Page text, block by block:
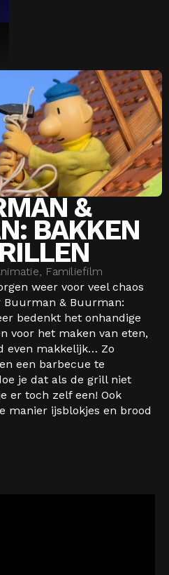
&
BAKKEN
Familiefilm
weer voor veel chaos
& Buurman:
bedenkt het onhandige
voor het maken van eten,
even makkelijk… Zo
een barbecue te
je dat als de grill niet
er toch zelf een! Ook
manier ijsblokjes en brood